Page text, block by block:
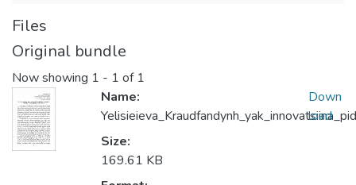
Files
Original bundle
Now showing 1 - 1 of 1
Name:
Size:
169.61 KB
Down
load